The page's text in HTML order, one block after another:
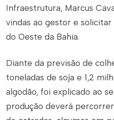
Infraestrutura, Marcus
vindas ao gestor e
do Oeste da Bahia.
Diante da previsão de
toneladas de soja e 1,2
algodão, foi explicado ao
produção deverá